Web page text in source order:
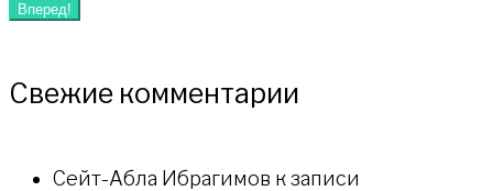
Вперед!
Свежие комментарии
Сейт-Абла Ибрагимов к записи